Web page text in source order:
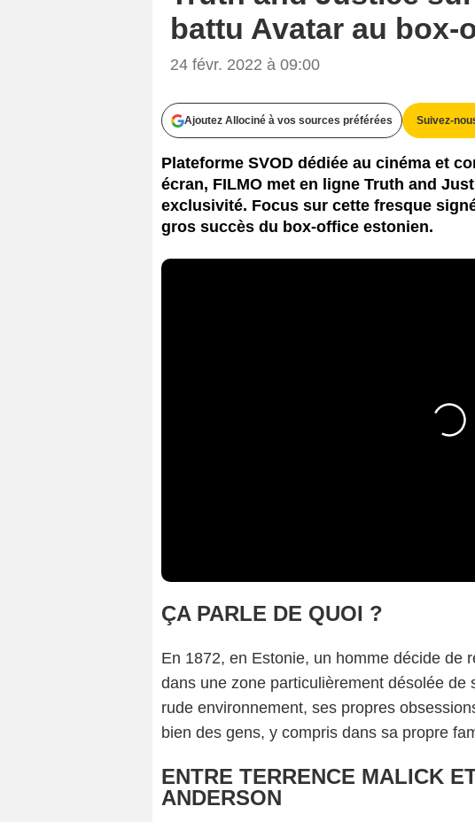
battu Avatar au box-
24 févr. 2022 à 09:00
Ajoutez Allociné à vos sources préférées Suivez-
Plateforme SVOD dédiée au cinéma et
écran, FILMO met en ligne Truth and
exclusivité. Focus sur cette fresque
gros succès du box-office estonien.
ÇA PARLE DE QUOI ?
En 1872, en Estonie, un homme décide de
dans une zone particulièrement désolée de
rude environnement, ses propres
bien des gens, y compris dans sa propre
ENTRE TERRENCE MALICK
ANDERSON